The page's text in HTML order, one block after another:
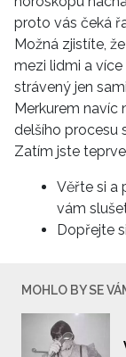
proto vás čeká
Možná zjistíte,
mezi lidmi a
strávený jen
Merkurem navíc
delšího procesu
Zatím jste
Věřte si a
vám
Dopřejte
MOHLO BY SE